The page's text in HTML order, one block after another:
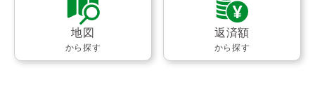
地図
から探す
返済額
から探す